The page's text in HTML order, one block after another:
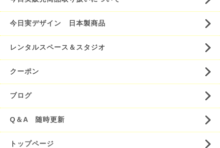
今日実デザイン 日本製商品
レンタルスペース＆スタジオ
クーポン
ブログ
Q＆A 随時更新
トップページ